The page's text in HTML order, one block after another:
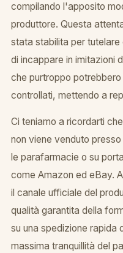
compilando l'apposito
produttore. Questa
stata stabilita per
di incappare in imitazioni
che purtroppo
controllati, mettendo a
Ci teniamo a ricordarti
non viene venduto
le parafarmacie o su
come Amazon ed eBay.
il canale ufficiale del
qualità garantita della
su una spedizione rapida
massima tranquillità del